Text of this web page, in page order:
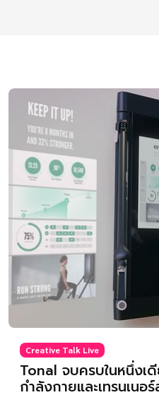
Creative Talk Live
Tonal จบครบในหนึ่งเ
กำลังกายและเทรนเนอ